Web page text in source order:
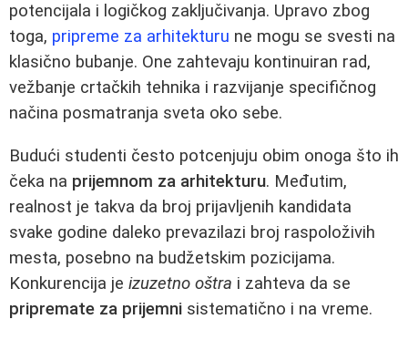
potencijala i logičkog zaključivanja. Upravo zbog
toga, pripreme za arhitekturu ne mogu se svesti na
klasično bubanje. One zahtevaju kontinuiran rad,
vežbanje crtačkih tehnika i razvijanje specifičnog
načina posmatranja sveta oko sebe.
Budući studenti često potcenjuju obim onoga što ih
čeka na prijemnom za arhitekturu. Međutim,
realnost je takva da broj prijavljenih kandidata
svake godine daleko prevazilazi broj raspoloživih
mesta, posebno na budžetskim pozicijama.
Konkurencija je izuzetno oštra i zahteva da se
pripremate za prijemni sistematično i na vreme.